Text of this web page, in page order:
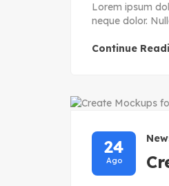
Lorem ipsum
neque dolor.
Continue
24
Ago